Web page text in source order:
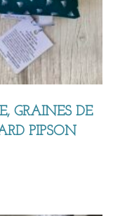
GRAINES DE
PIPSON